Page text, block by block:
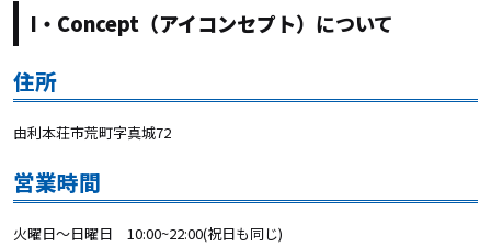
I ・ Concept （アイコンセプト） について
住所
由利本荘市荒町字真城72
営業時間
火曜日〜日曜日 10:00~22:00(祝日も同じ)